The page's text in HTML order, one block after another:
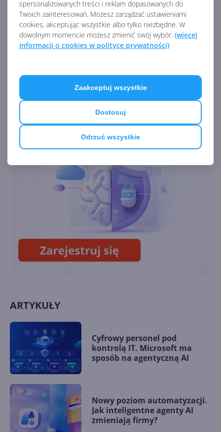
spersonalizowanych treści i reklam dopasowanych do
Twoich zainteresowań. Możesz zarządzać ustawieniami
cookies, akceptując wszystkie albo tylko niezbędne. W
dowolnym momencie możesz zmienić swój wybór. (więcej
informacji o cookies w polityce prywatności)
Odrzuć wszystkie
Dostosuj
Zaakceptuj wszystkie
Microsoft wycofuje
synchronizację sterowników
przez WSUS
Windows Server 2025 i
Microsoft System Center 2025
z premierą tej jesieni
Wyciekł poufny build
Wygląda pięknie!
Wsparcie dla Edge na
Windows Server 2012 i 2012 R2
zostanie przedłużone
Zobacz więcej
ARTYKUŁY
Cyfrowy personel pod
kontrolą IT. Microsoft ma
sposób na agentyczną AI
Nowy poziom automatyzacji.
Jak inteligentne agenty AI
zmieniają firmy?